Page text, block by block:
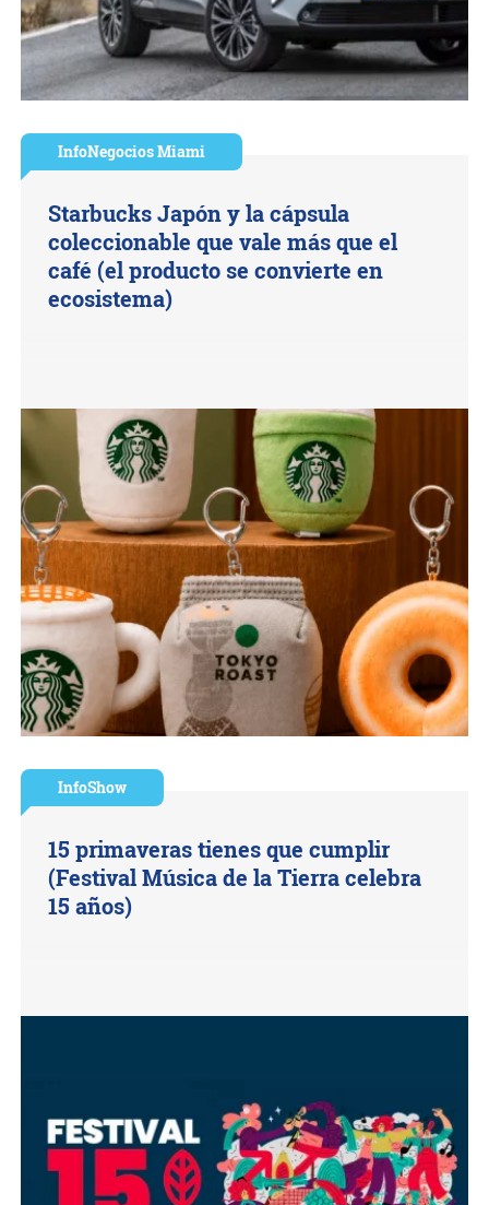
InfoNegocios Miami
Starbucks Japón y la cápsula
coleccionable que vale más que el
café (el producto se convierte en
ecosistema)
InfoShow
15 primaveras tienes que cumplir
(Festival Música de la Tierra celebra
15 años)